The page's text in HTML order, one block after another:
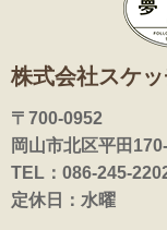
株式会社スケ
〒700-0952
岡山市北区平田
TEL：086-245-
定休日：水曜